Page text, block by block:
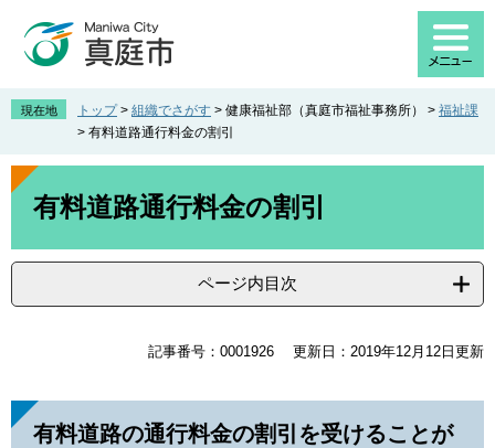
先
。
を
て
へ
現在地 トップ > 組織でさがす > 健康福祉部（真庭市福祉事務所） > 福祉課
> 有料道路通行料金の割引
本
有料道路通行料金の割引
ページ内目次
記事番号：0001926 更新日：2019年12月12日更新
有料道路の通行料金の割引を受けることが